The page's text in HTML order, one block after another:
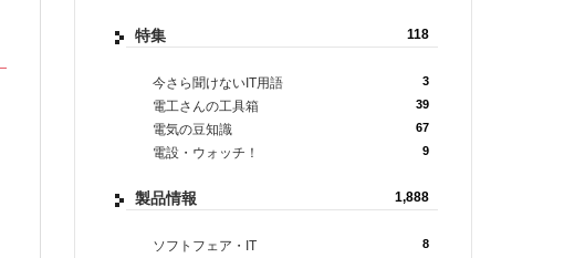
特集 118
今さら聞けないIT用語 3
電工さんの工具箱 39
電気の豆知識 67
電設・ウォッチ！ 9
製品情報 1,888
ソフトフェア・IT 8